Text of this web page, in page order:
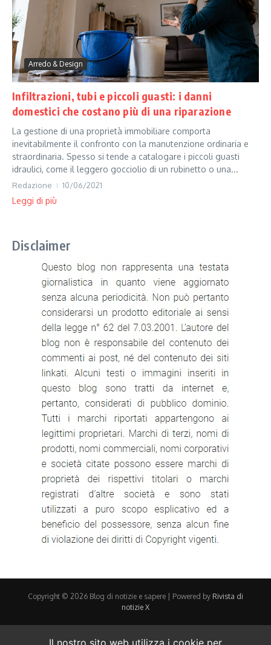
Arredo & Design
Infiltrazioni, tubi e piccoli guasti: i danni
domestici che costano più di una riparazione
La gestione di una proprietà immobiliare comporta
inevitabilmente il confronto con la manutenzione ordinaria e
straordinaria. Spesso si tende a catalogare i piccoli guasti
idraulici, come il leggero gocciolio di un rubinetto o una...
Redazione 10/06/2021
Leggi di più
Disclaimer
Copyright © 2026 Blog di notizie e sapere | Powered by Rivista di
notizie X
Il nostro sito web utilizza i cookie per